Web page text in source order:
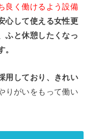
良く働けるよう設備
心して使える女性更
ふと休憩したくなっ
。
用しており、きれい
りがいをもって働い